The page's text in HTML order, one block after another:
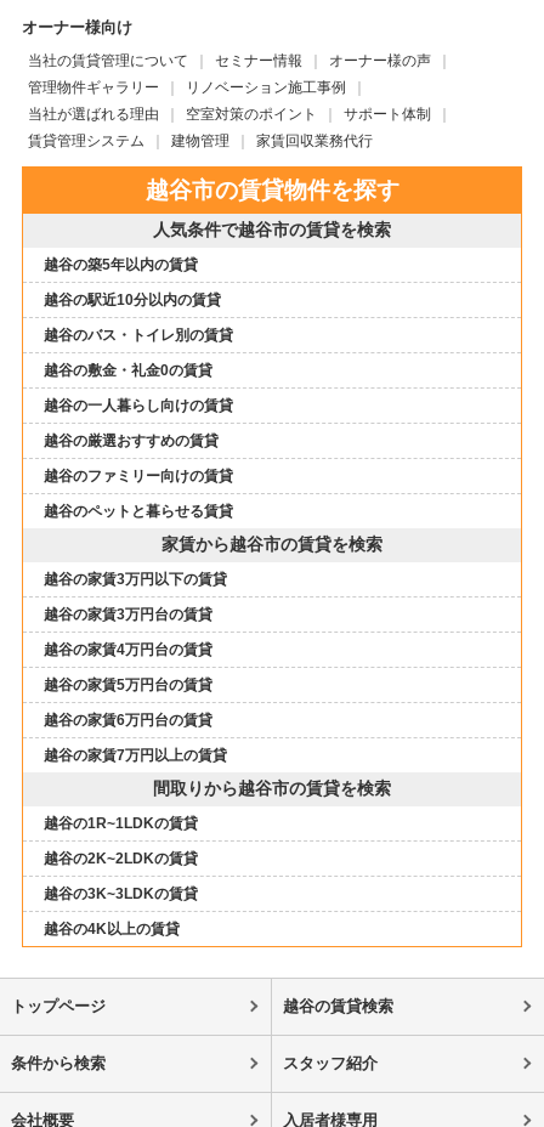
オーナー様向け
当社の賃貸管理について セミナー情報
オーナー様の声
管理物件ギャラリー
リノベーション施工事例
当社が選ばれる理由
空室対策のポイント
サポート体制
賃貸管理システム
建物管理 家賃回収業務代行
越谷市の賃貸物件を探す
人気条件で越谷市の賃貸を検索
越谷の築5年以内の賃貸
越谷の駅近10分以内の賃貸
越谷のバス・トイレ別の賃貸
越谷の敷金・礼金0の賃貸
越谷の一人暮らし向けの賃貸
越谷の厳選おすすめの賃貸
越谷のファミリー向けの賃貸
越谷のペットと暮らせる賃貸
家賃から越谷市の賃貸を検索
越谷の家賃3万円以下の賃貸
越谷の家賃3万円台の賃貸
越谷の家賃4万円台の賃貸
越谷の家賃5万円台の賃貸
越谷の家賃6万円台の賃貸
越谷の家賃7万円以上の賃貸
間取りから越谷市の賃貸を検索
越谷の1R~1LDKの賃貸
越谷の2K~2LDKの賃貸
越谷の3K~3LDKの賃貸
越谷の4K以上の賃貸
トップページ 越谷の賃貸検索
条件から検索 スタッフ紹介
会社概要 入居者様専用